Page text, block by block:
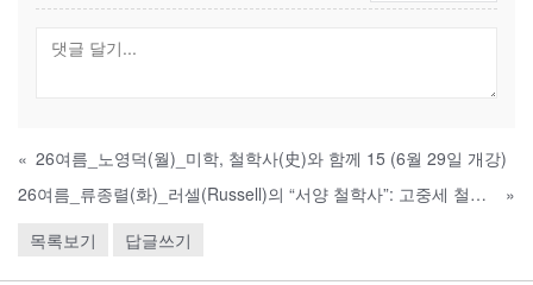
« 26여름_노영덕(월)_미학, 철학사(史)와 함께 15 (6월 29일 개강)
26여름_류종렬(화)_러셀(Russell)의 “서양 철학사”: 고중세 철학편 (6월 30일 개강)
»
목록보기
답글쓰기